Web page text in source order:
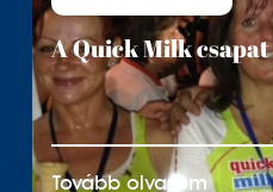
A Quick Milk
Tovább olvasom